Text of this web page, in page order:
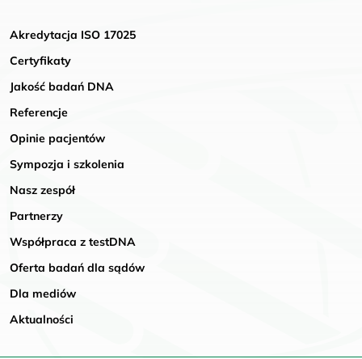
Akredytacja ISO 17025
Certyfikaty
Jakość badań DNA
Referencje
Opinie pacjentów
Sympozja i szkolenia
Nasz zespół
Partnerzy
Współpraca z testDNA
Oferta badań dla sądów
Dla mediów
Aktualności